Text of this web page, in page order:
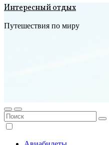
Интересный отдых
Путешествия по миру